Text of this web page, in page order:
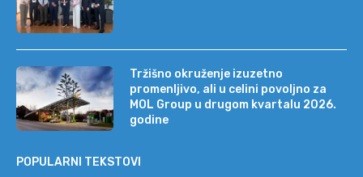
Tržišno okruženje izuzetno
promenljivo, ali u celini povoljno za
MOL Group u drugom kvartalu 2026.
godine
POPULARNI TEKSTOVI